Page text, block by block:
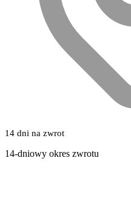
14 dni na zwrot
14-dniowy okres zwrotu